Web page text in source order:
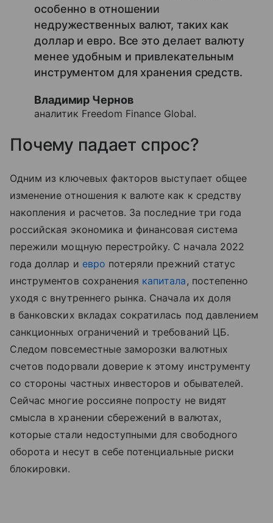
особенно в отношении
недружественных валют, таких как
доллар и евро. Все это делает валюту
менее удобным и привлекательным
инструментом для хранения средств.
Владимир Чернов
аналитик Freedom Finance Global.
Почему падает спрос?
Одним из ключевых факторов выступает общее
изменение отношения к валюте как к средству
накопления и расчетов. За последние три года
российская экономика и финансовая система
пережили мощную перестройку. С начала 2022
года доллар и евро потеряли прежний статус
инструментов сохранения капитала , постепенно
уходя с внутреннего рынка. Сначала их доля
в банковских вкладах сократилась под давлением
санкционных ограничений и требований ЦБ.
Следом повсеместные заморозки валютных
счетов подорвали доверие к этому инструменту
со стороны частных инвесторов и обывателей.
Сейчас многие россияне попросту не видят
смысла в хранении сбережений в валютах,
которые стали недоступными для свободного
оборота и несут в себе потенциальные риски
блокировки.